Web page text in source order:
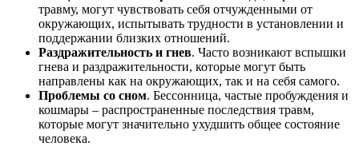
травму, могут чувствовать себя отчужденными от
окружающих, испытывать трудности в установлении и
поддержании близких отношений.
Раздражительность и гнев. Часто возникают вспышки
гнева и раздражительности, которые могут быть
направлены как на окружающих, так и на себя самого.
Проблемы со сном. Бессонница, частые пробуждения и
кошмары – распространенные последствия травм,
которые могут значительно ухудшить общее состояние
человека.